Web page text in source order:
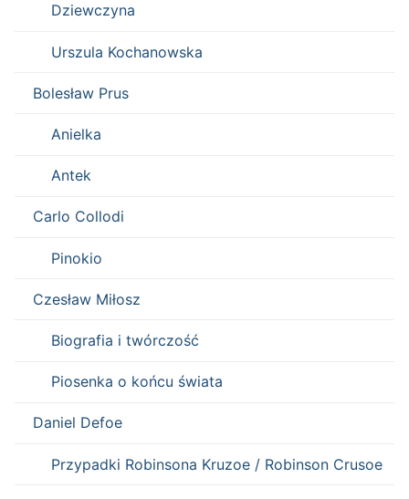
Dziewczyna
Urszula Kochanowska
Bolesław Prus
Anielka
Antek
Carlo Collodi
Pinokio
Czesław Miłosz
Biografia i twórczość
Piosenka o końcu świata
Daniel Defoe
Przypadki Robinsona Kruzoe / Robinson Crusoe